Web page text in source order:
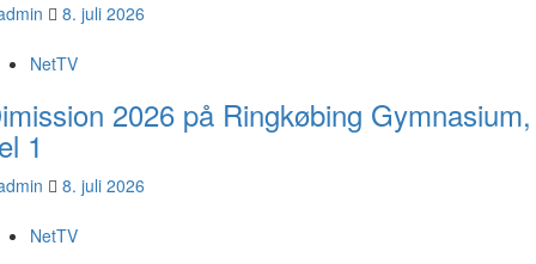
8. juli 2026
NetTV
2026 på Ringkøbing Gymnasium,
1
8. juli 2026
NetTV